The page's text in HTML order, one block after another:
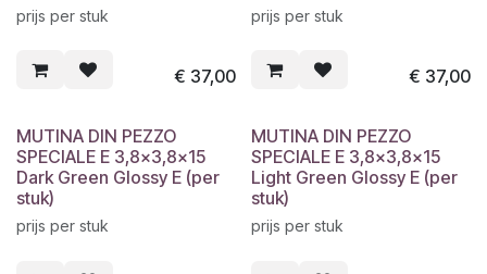
prijs per stuk
€ 37,00
prijs per stuk
€ 37,00
MUTINA DIN PEZZO
SPECIALE E 3,8x3,8x15
Dark Green Glossy E (per
stuk)
prijs per stuk
MUTINA DIN PEZZO
SPECIALE E 3,8x3,8x15
Light Green Glossy E (per
stuk)
prijs per stuk